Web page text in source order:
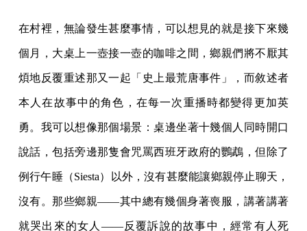
在村裡，無論發生甚麼事情，可以想見的就是接下來幾
個月，大桌上一壺接一壺的咖啡之間，鄉親們將不厭其
煩地反覆重述那又一起「史上最荒唐事件」，而敘述者
本人在故事中的角色，在每一次重播時都變得更加英
勇。我可以想像那個場景：桌邊坐著十幾個人同時開口
說話，包括旁邊那隻會咒罵西班牙政府的鸚鵡，但除了
例行午睡（Siesta）以外，沒有甚麼能讓鄉親停止聊天，
沒有。那些鄉親——其中總有幾個身著喪服，講著講著
就哭出來的女人——反覆訴說的故事中，經常有人死